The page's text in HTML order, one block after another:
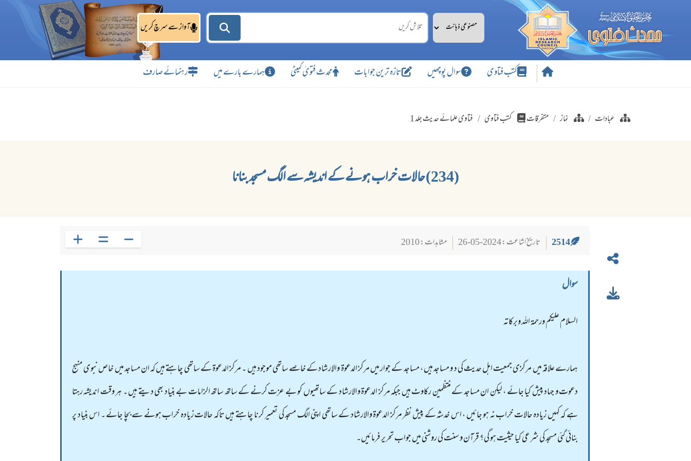
آواز سے سرچ کریں
کتب فتاوی سوال پوچھیں تازہ ترین جوابات محدث فتویٰ کمیٹی ہمارے بارے میں رہنمائے صارف
عبادات نماز متفرقات کتب فتاوی فتاوی علمائے حدیث جلد 1
(234) حالات خراب ہونے کے اندیشہ سے الگ مسجد بنانا
2514 تاریخ اشاعت : 2024-05-26 مشاہدات : 2010
سوال
السلام عليكم ورحمة الله وبركاته
ہمارے علاقہ میں مرکزی جمعیت اہل حدیث کی د و مساجد ہیں ، مساجد کے جوار میں مرکز الدعوۃ والارشاد کے خاصے ساتھی موجود ہیں ۔ مرکز الدعوۃ کے ساتھی چاہتے ہیں کہ ان مساجد میں خاص نبوی منہج
دعوت و جہاد پیش کیا جائے ، لیکن ان مساجد کے منتظمین رکاوٹ ہیں جبکہ مرکز الدعوۃ والارشاد کے ساتھیوں کو بے عزت کرنے کے ساتھ ساتھ الزامات بے بنیاد بھی دیتے ہیں ۔ ہر وقت اندیشہ رہتا
ہے کہ کہیں زیادہ حالات خراب نہ ہو جائیں ، اس خدشہ کے پیش نظر مرکز الدعوۃ والارشاد کے ساتھی اپنی الگ مسجد کی تعمیر کرنا چاہتے ہیں تاکہ حالات زیادہ خراب ہونے سے بچا جائے ۔ اس بنیاد پر
بنائی گئی مسجد کی شرعی کیا حیثیت ہو گی؟ قرآن و سنت کی روشنی میں جواب تحریر فرمائیں۔